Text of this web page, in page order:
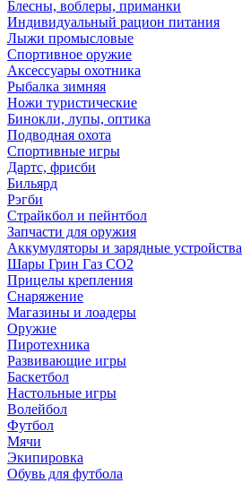
Блесны, воблеры, приманки
Индивидуальный рацион питания
Лыжи промысловые
Спортивное оружие
Аксессуары охотника
Рыбалка зимняя
Ножи туристические
Бинокли, лупы, оптика
Подводная охота
Спортивные игры
Дартс, фрисби
Бильярд
Рэгби
Страйкбол и пейнтбол
Запчасти для оружия
Аккумуляторы и зарядные устройства
Шары Грин Газ СО2
Прицелы крепления
Снаряжение
Магазины и лоадеры
Оружие
Пиротехника
Развивающие игры
Баскетбол
Настольные игры
Волейбол
Футбол
Мячи
Экипировка
Обувь для футбола